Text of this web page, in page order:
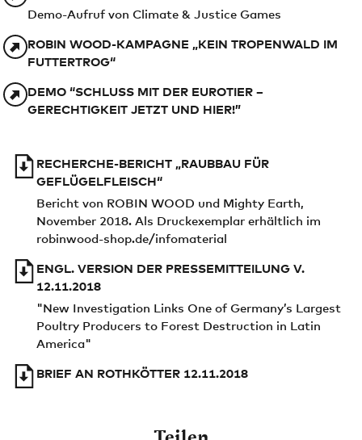
Demo-Aufruf von Climate & Justice Games
ROBIN WOOD-KAMPAGNE „KEIN TROPENWALD IM
FUTTERTROG“
DEMO “SCHLUSS MIT DER EUROTIER –
GERECHTIGKEIT JETZT UND HIER!”
RECHERCHE-BERICHT „RAUBBAU FÜR
GEFLÜGELFLEISCH“
Bericht von ROBIN WOOD und Mighty Earth,
November 2018. Als Druckexemplar erhältlich im
robinwood-shop.de/infomaterial
ENGL. VERSION DER PRESSEMITTEILUNG V.
12.11.2018
"New Investigation Links One of Germany’s Largest
Poultry Producers to Forest Destruction in Latin
America"
BRIEF AN ROTHKÖTTER 12.11.2018